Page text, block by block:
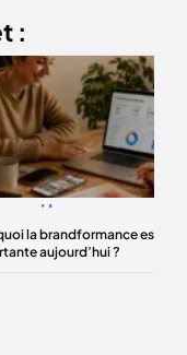
:
la